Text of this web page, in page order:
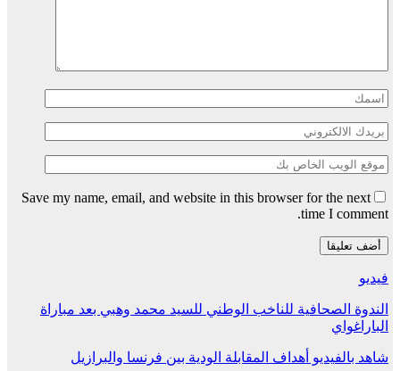
Save my name, email, and website in this browser for the next
time I comment.
فيديو
الندوة الصحافية للناخب الوطني للسيد محمد وهبي بعد مباراة
الباراغواي
شاهد بالفيديو أهداف المقابلة الودية بين فرنسا والبرازيل